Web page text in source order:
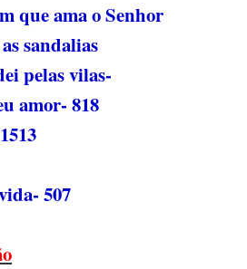
que ama o Senhor
sandalias
pelas vilas-
amor- 818
507